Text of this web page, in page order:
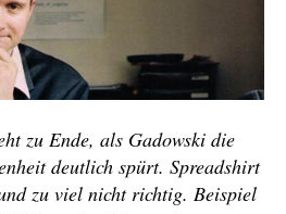
zu Ende, als Gadowski die
deutlich spürt. Spreadshirt
zu viel nicht richtig. Beispiel